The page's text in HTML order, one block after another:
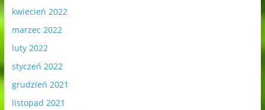
kwiecień 2022
marzec 2022
luty 2022
styczeń 2022
grudzień 2021
listopad 2021